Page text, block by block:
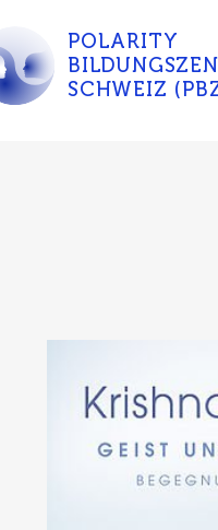
POLARITY
SCHWEIZ